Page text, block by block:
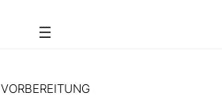
VORBEREITUNG